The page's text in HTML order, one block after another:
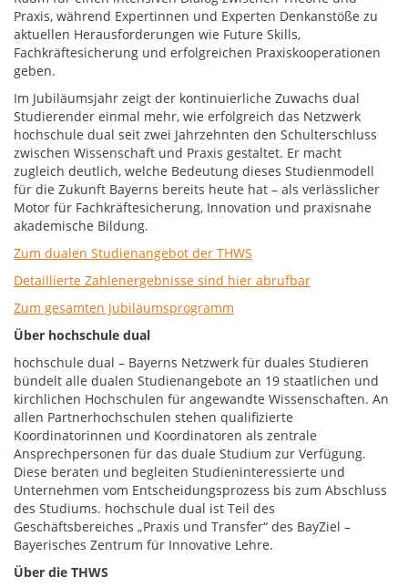
Praxis, während Expertinnen und Experten Denkanstöße zu
aktuellen Herausforderungen wie Future Skills,
Fachkräftesicherung und erfolgreichen Praxiskooperationen
geben.
Im Jubiläumsjahr zeigt der kontinuierliche Zuwachs dual
Studierender einmal mehr, wie erfolgreich das Netzwerk
hochschule dual seit zwei Jahrzehnten den Schulterschluss
zwischen Wissenschaft und Praxis gestaltet. Er macht
zugleich deutlich, welche Bedeutung dieses Studienmodell
für die Zukunft Bayerns bereits heute hat – als verlässlicher
Motor für Fachkräftesicherung, Innovation und praxisnahe
akademische Bildung.
Zum dualen Studienangebot der THWS
Detaillierte Zahlenergebnisse sind hier abrufbar
Zum gesamten Jubiläumsprogramm
Über hochschule dual
hochschule dual – Bayerns Netzwerk für duales Studieren
bündelt alle dualen Studienangebote an 19 staatlichen und
kirchlichen Hochschulen für angewandte Wissenschaften. An
allen Partnerhochschulen stehen qualifizierte
Koordinatorinnen und Koordinatoren als zentrale
Ansprechpersonen für das duale Studium zur Verfügung.
Diese beraten und begleiten Studieninteressierte und
Unternehmen vom Entscheidungsprozess bis zum Abschluss
des Studiums. hochschule dual ist Teil des
Geschäftsbereiches „Praxis und Transfer“ des BayZiel –
Bayerisches Zentrum für Innovative Lehre.
Über die THWS